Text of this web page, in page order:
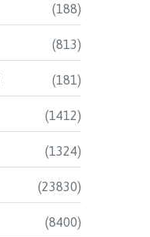
(188)
(813)
(181)
(1412)
(1324)
(23830)
(8400)